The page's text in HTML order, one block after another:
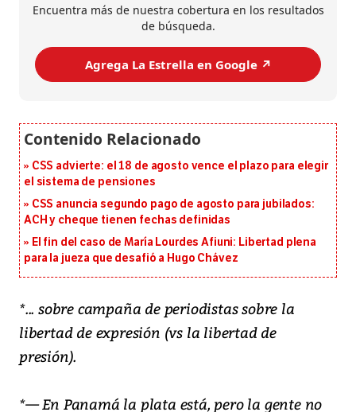
Encuentra más de nuestra cobertura en los resultados
de búsqueda.
Agrega La Estrella en Google ↗️
CSS advierte: el 18 de agosto vence el plazo para elegir
el sistema de pensiones
CSS anuncia segundo pago de agosto para jubilados:
ACH y cheque tienen fechas definidas
El fin del caso de María Lourdes Afiuni: Libertad plena
para la jueza que desafió a Hugo Chávez
*... sobre campaña de periodistas sobre la
libertad de expresión (vs la libertad de
presión).
*— En Panamá la plata está, pero la gente no